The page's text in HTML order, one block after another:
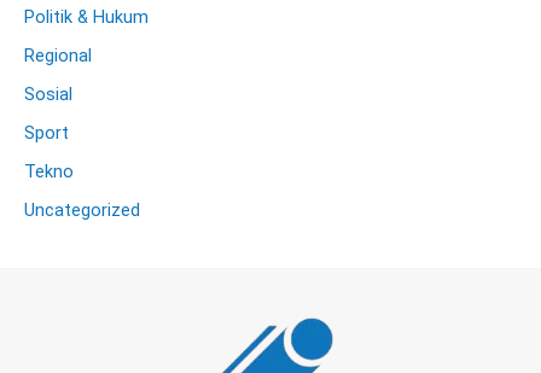
Politik & Hukum
Regional
Sosial
Sport
Tekno
Uncategorized